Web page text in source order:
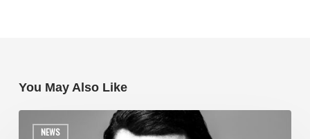
You May Also Like
NEWS